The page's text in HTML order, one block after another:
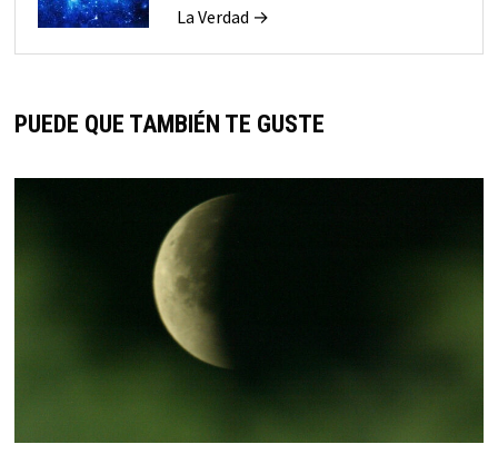
La Verdad →
PUEDE QUE TAMBIÉN TE GUSTE